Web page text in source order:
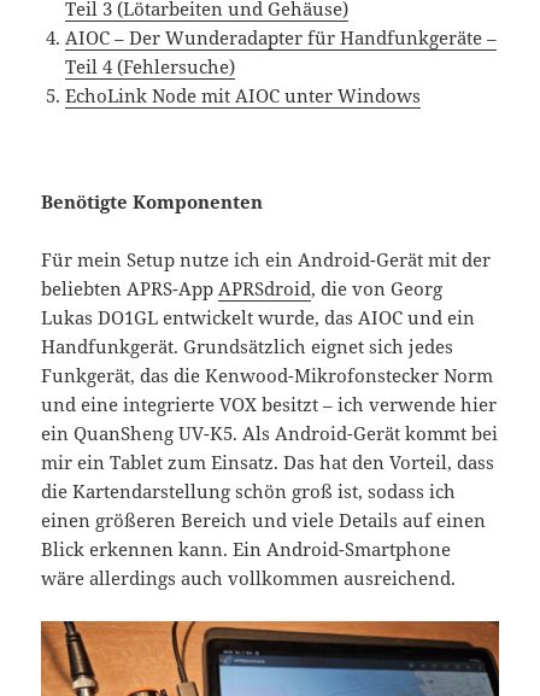
Teil 3 (Lötarbeiten und Gehäuse)
AIOC – Der Wunderadapter für Handfunkgeräte –
Teil 4 (Fehlersuche)
EchoLink Node mit AIOC unter Windows
Benötigte Komponenten
Für mein Setup nutze ich ein Android-Gerät mit der
beliebten APRS-App APRSdroid, die von Georg
Lukas DO1GL entwickelt wurde, das AIOC und ein
Handfunkgerät. Grundsätzlich eignet sich jedes
Funkgerät, das die Kenwood-Mikrofonstecker Norm
und eine integrierte VOX besitzt – ich verwende hier
ein QuanSheng UV-K5. Als Android-Gerät kommt bei
mir ein Tablet zum Einsatz. Das hat den Vorteil, dass
die Kartendarstellung schön groß ist, sodass ich
einen größeren Bereich und viele Details auf einen
Blick erkennen kann. Ein Android-Smartphone
wäre allerdings auch vollkommen ausreichend.